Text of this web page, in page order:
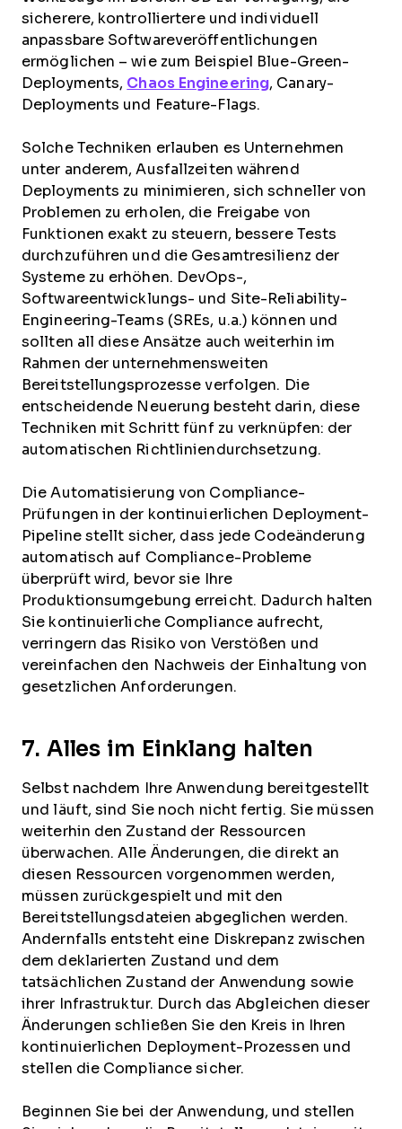
sicherere, kontrolliertere und individuell
anpassbare Softwareveröffentlichungen
ermöglichen – wie zum Beispiel Blue-Green-
Deployments, Chaos Engineering, Canary-
Deployments und Feature-Flags.
Solche Techniken erlauben es Unternehmen
unter anderem, Ausfallzeiten während
Deployments zu minimieren, sich schneller von
Problemen zu erholen, die Freigabe von
Funktionen exakt zu steuern, bessere Tests
durchzuführen und die Gesamtresilienz der
Systeme zu erhöhen. DevOps-,
Softwareentwicklungs- und Site-Reliability-
Engineering-Teams (SREs, u.a.) können und
sollten all diese Ansätze auch weiterhin im
Rahmen der unternehmensweiten
Bereitstellungsprozesse verfolgen. Die
entscheidende Neuerung besteht darin, diese
Techniken mit Schritt fünf zu verknüpfen: der
automatischen Richtliniendurchsetzung.
Die Automatisierung von Compliance-
Prüfungen in der kontinuierlichen Deployment-
Pipeline stellt sicher, dass jede Codeänderung
automatisch auf Compliance-Probleme
überprüft wird, bevor sie Ihre
Produktionsumgebung erreicht. Dadurch halten
Sie kontinuierliche Compliance aufrecht,
verringern das Risiko von Verstößen und
vereinfachen den Nachweis der Einhaltung von
gesetzlichen Anforderungen.
7. Alles im Einklang halten
Selbst nachdem Ihre Anwendung bereitgestellt
und läuft, sind Sie noch nicht fertig. Sie müssen
weiterhin den Zustand der Ressourcen
überwachen. Alle Änderungen, die direkt an
diesen Ressourcen vorgenommen werden,
müssen zurückgespielt und mit den
Bereitstellungsdateien abgeglichen werden.
Andernfalls entsteht eine Diskrepanz zwischen
dem deklarierten Zustand und dem
tatsächlichen Zustand der Anwendung sowie
ihrer Infrastruktur. Durch das Abgleichen dieser
Änderungen schließen Sie den Kreis in Ihren
kontinuierlichen Deployment-Prozessen und
stellen die Compliance sicher.
Beginnen Sie bei der Anwendung, und stellen